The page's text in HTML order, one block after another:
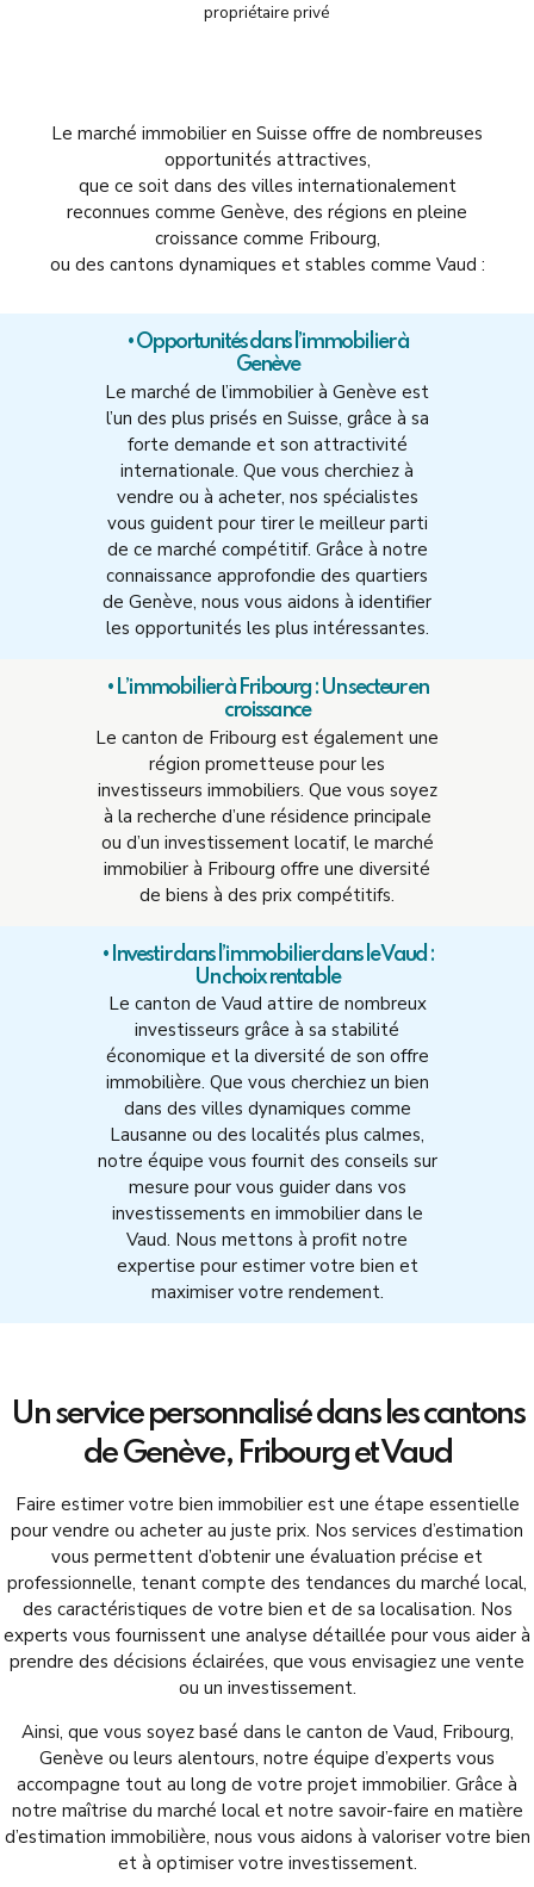
propriétaire privé
Le marché immobilier en Suisse offre de nombreuses
opportunités attractives,
que ce soit dans des villes internationalement
reconnues comme Genève, des régions en pleine
croissance comme Fribourg,
ou des cantons dynamiques et stables comme Vaud :
• Opportunités dans l’immobilier à
Genève
Le marché de l’immobilier à Genève est
l’un des plus prisés en Suisse, grâce à sa
forte demande et son attractivité
internationale. Que vous cherchiez à
vendre ou à acheter, nos spécialistes
vous guident pour tirer le meilleur parti
de ce marché compétitif. Grâce à notre
connaissance approfondie des quartiers
de Genève, nous vous aidons à identifier
les opportunités les plus intéressantes.
• L’immobilier à Fribourg : Un secteur en
croissance
Le canton de Fribourg est également une
région prometteuse pour les
investisseurs immobiliers. Que vous soyez
à la recherche d’une résidence principale
ou d’un investissement locatif, le marché
immobilier à Fribourg offre une diversité
de biens à des prix compétitifs.
• Investir dans l’immobilier dans le Vaud :
Un choix rentable
Le canton de Vaud attire de nombreux
investisseurs grâce à sa stabilité
économique et la diversité de son offre
immobilière. Que vous cherchiez un bien
dans des villes dynamiques comme
Lausanne ou des localités plus calmes,
notre équipe vous fournit des conseils sur
mesure pour vous guider dans vos
investissements en immobilier dans le
Vaud. Nous mettons à profit notre
expertise pour estimer votre bien et
maximiser votre rendement.
Un service personnalisé dans les cantons
de Genève, Fribourg et Vaud
Faire estimer votre bien immobilier est une étape essentielle
pour vendre ou acheter au juste prix. Nos services d’estimation
vous permettent d’obtenir une évaluation précise et
professionnelle, tenant compte des tendances du marché local,
des caractéristiques de votre bien et de sa localisation. Nos
experts vous fournissent une analyse détaillée pour vous aider à
prendre des décisions éclairées, que vous envisagiez une vente
ou un investissement.
Ainsi, que vous soyez basé dans le canton de Vaud, Fribourg,
Genève ou leurs alentours, notre équipe d’experts vous
accompagne tout au long de votre projet immobilier. Grâce à
notre maîtrise du marché local et notre savoir-faire en matière
d’estimation immobilière, nous vous aidons à valoriser votre bien
et à optimiser votre investissement.